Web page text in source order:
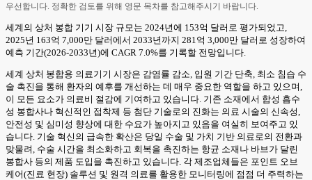
우선합니다. 정확한 검토를 위해 영문 목차를 참고해주시기 바랍니다.
세계의 상처 봉합 기기 시장 규모는 2024년에 153억 달러로 평가되었고,
2025년 163억 7,000만 달러에서 2033년까지 281억 3,000만 달러로 성장하여
예측 기간(2026-2033년)에 CAGR 7.0%를 기록할 전망입니다.
세계 상처 봉합용 의료기기 시장은 감염률 감소, 입원 기간 단축, 최소 침습 수
술 촉진을 통해 환자의 예후를 개선하는 데 매우 중요한 역할을 하고 있으며,
이 모든 요소가 의료비 절감에 기여하고 있습니다. 기존 소재에서 합성 흡수
성 봉합사나 혁신적인 접착제 등 첨단 기술로의 진화는 의료 시술의 신속성,
안전성 및 심미성 향상에 대한 수요가 높아지고 있음을 여실히 보여주고 있
습니다. 기술 혁신의 급속한 확산은 당일 수술 및 가치 기반 의료로의 전환과
맞물려, 수술 시간을 최소화하고 회복을 촉진하는 항균 소재나 바브가 달린
봉합사 등의 제품 도입을 촉진하고 있습니다. 각 제조업체들은 포인트 오브
케어(진료 현장) 솔루션 및 원격 의료를 활용한 모니터링에 점점 더 주력하는